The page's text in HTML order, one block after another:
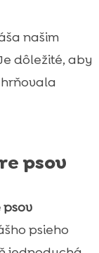
našim
dôležité, aby
psov
psieho